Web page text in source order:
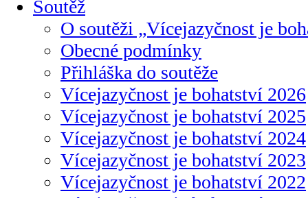
Soutěž
O soutěži „Vícejazyčnost je
Obecné podmínky
Přihláška do soutěže
Vícejazyčnost je bohatství 2026
Vícejazyčnost je bohatství 2025
Vícejazyčnost je bohatství 2024
Vícejazyčnost je bohatství 2023
Vícejazyčnost je bohatství 2022